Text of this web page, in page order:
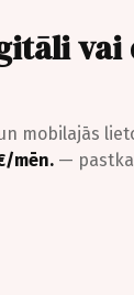
mobilajās
mēn. —